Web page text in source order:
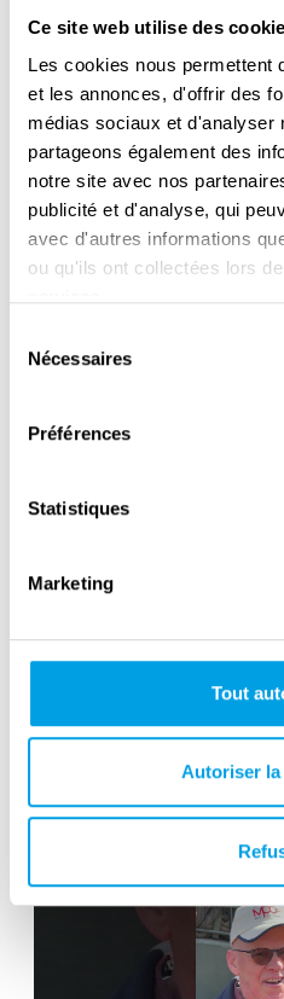
Ce site web utilise des
Les cookies nous permettent
et les annonces, d'offrir des
médias sociaux et d'analyser
partageons également des
notre site avec nos
publicité et d'analyse, qui
avec d'autres informations
ou qu'ils ont collectées lors
Nécessaires
Préférences
Statistiques
Marketing
Tout
Autoriser
Victory in Europe